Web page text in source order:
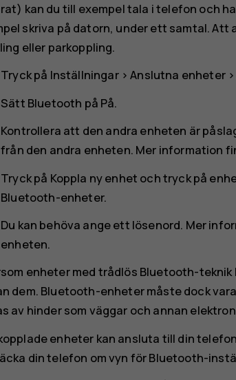
kan du till exempel tala i telefon och
skriva på datorn, under ett samtal.
eller parkoppling.
Tryck på Inställningar>Anslutna enheter
Sätt Bluetooth på På.
Kontrollera att den andra enheten är
från den andra enheten. Mer information
Tryck på Koppla ny enhet och tryck på
Bluetooth-enheter.
Du kan behöva ange ett lösenord. Mer
enheten.
enheter med trådlös Bluetooth-
dem. Bluetooth-enheter måste dock
av hinder som väggar och annan
enheter kan ansluta till din
din telefon om vyn för Bluetooth-